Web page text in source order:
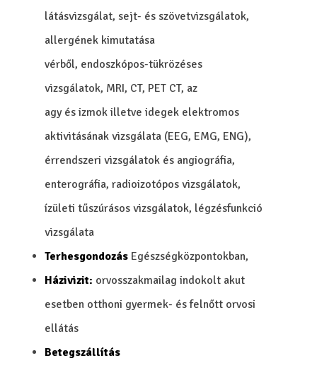
látásvizsgálat, sejt- és szövetvizsgálatok,
allergének kimutatása
vérből, endoszkópos-tükrözéses
vizsgálatok, MRI, CT, PET CT, az
agy és izmok illetve idegek elektromos
aktivitásának vizsgálata (EEG, EMG, ENG),
érrendszeri vizsgálatok és angiográfia,
enterográfia, radioizotópos vizsgálatok,
ízületi tűszúrásos vizsgálatok, légzésfunkció
vizsgálata
Terhesgondozás Egészségközpontokban,
Házivizit: orvosszakmailag indokolt akut
esetben otthoni gyermek- és felnőtt orvosi
ellátás
Betegszállítás